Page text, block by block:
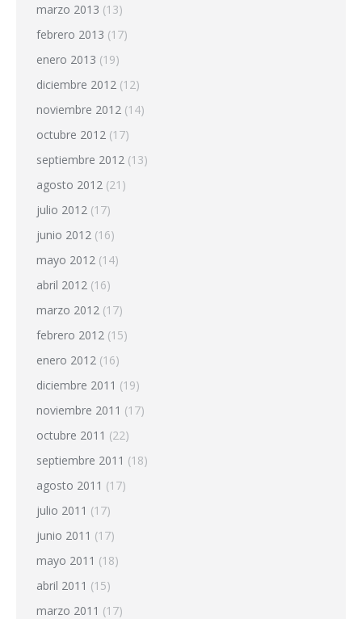
marzo 2013 (13)
febrero 2013 (17)
enero 2013 (19)
diciembre 2012 (12)
noviembre 2012 (14)
octubre 2012 (17)
septiembre 2012 (13)
agosto 2012 (21)
julio 2012 (17)
junio 2012 (16)
mayo 2012 (14)
abril 2012 (16)
marzo 2012 (17)
febrero 2012 (15)
enero 2012 (16)
diciembre 2011 (19)
noviembre 2011 (17)
octubre 2011 (22)
septiembre 2011 (18)
agosto 2011 (17)
julio 2011 (17)
junio 2011 (17)
mayo 2011 (18)
abril 2011 (15)
marzo 2011 (17)